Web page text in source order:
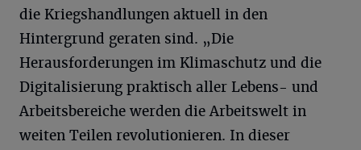
die Kriegshandlungen aktuell in den
Hintergrund geraten sind. „Die
Herausforderungen im Klimaschutz und die
Digitalisierung praktisch aller Lebens- und
Arbeitsbereiche werden die Arbeitswelt in
weiten Teilen revolutionieren. In dieser